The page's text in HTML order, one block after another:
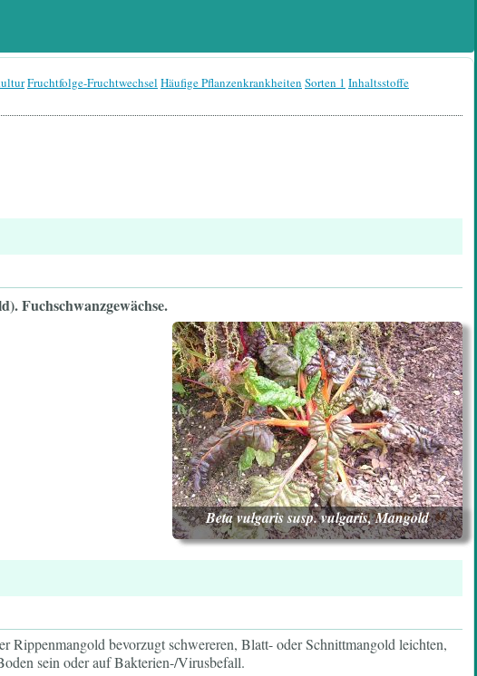
Fruchtfolge-Fruchtwechsel Häufige Pflanzenkrankheiten Sorten 1 Inhaltsstoffe
Fuchschwanzgewächse.
Beta vulgaris susp. vulgaris, Mangold
bevorzugt schwereren, Blatt- oder Schnittmangold leichten,
sein oder auf Bakterien-/Virusbefall.